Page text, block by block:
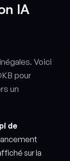
IA
Voici
pour
un
de
sur la